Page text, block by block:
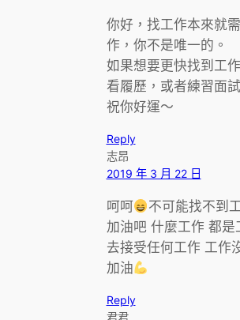
你好，找工作本來就
作，你不是唯一的。
如果想要更快找到工
看履歷，或者練習面
祝你好運～
Reply
志昂
2019 年 3 月 22 日
呵呵
不可能找不到
加油吧 什麼工作 都是
去接受任何工作 工作
加油
Reply
君君